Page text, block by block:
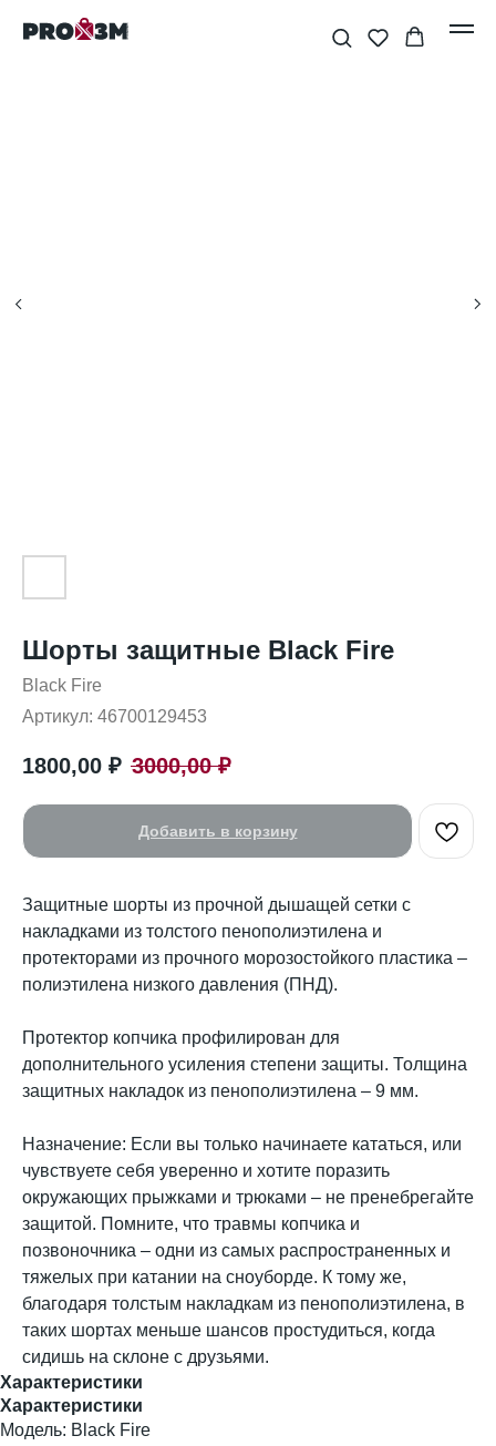
Шорты защитные Black Fire
Black Fire
Артикул: 46700129453
1800,00 ₽ 3000,00 ₽
Добавить в корзину
Защитные шорты из прочной дышащей сетки с
накладками из толстого пенополиэтилена и
протекторами из прочного морозостойкого пластика –
полиэтилена низкого давления (ПНД).
Протектор копчика профилирован для
дополнительного усиления степени защиты. Толщина
защитных накладок из пенополиэтилена – 9 мм.
Назначение: Если вы только начинаете кататься, или
чувствуете себя уверенно и хотите поразить
окружающих прыжками и трюками – не пренебрегайте
защитой. Помните, что травмы копчика и
позвоночника – одни из самых распространенных и
тяжелых при катании на сноуборде. К тому же,
благодаря толстым накладкам из пенополиэтилена, в
таких шортах меньше шансов простудиться, когда
сидишь на склоне с друзьями.
Характеристики
Характеристики
Модель: Black Fire